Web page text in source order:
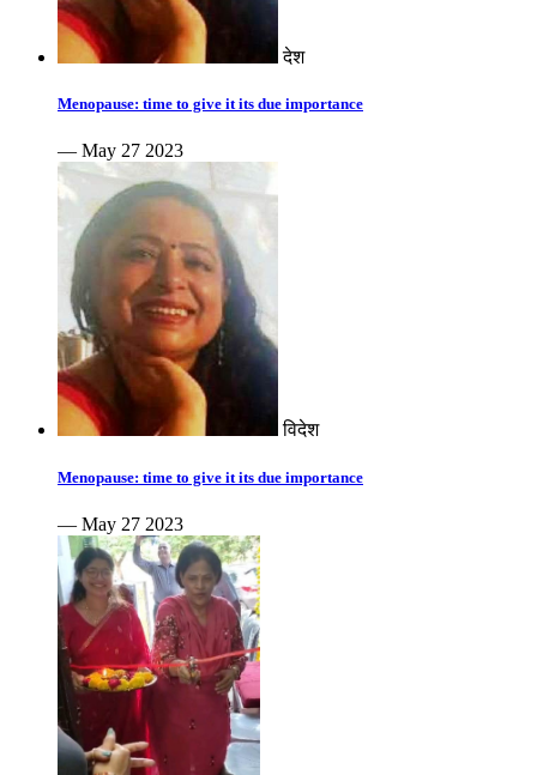
देश
Menopause: time to give it its due importance
— May 27 2023
विदेश
Menopause: time to give it its due importance
— May 27 2023